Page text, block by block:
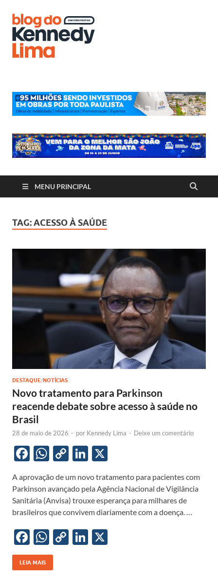
MENU PRINCIPAL
TAG:ACESSO À SAÚDE
DESTAQUE/NOTÍCIAS
Novo tratamento para Parkinson
reacende debate sobre acesso à saúde no
Brasil
28 de maio de 2026 - por Kennedy Lima - Deixe um comentário
F
e
b
o
o
k
W
at
s
A
p
p
C
p
y
Li
n
k
Li
k
e
dI
n
A aprovação de um novo tratamento para pacientes com
Parkinson avançado pela Agência Nacional de Vigilância
Sanitária (Anvisa) trouxe esperança para milhares de
brasileiros que convivem diariamente com a doença. …
F
ac
e
W
h
at
C
Li
LEIA MAIS